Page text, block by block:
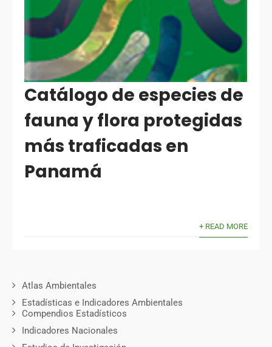
Catálogo de especies de
fauna y flora protegidas
más traficadas en
Panamá
+ READ MORE
Atlas Ambientales
Estadísticas e Indicadores Ambientales
Compendios Estadísticos
Indicadores Nacionales